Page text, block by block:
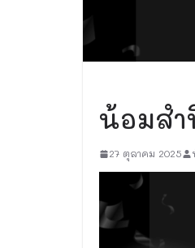
น้อมส
27 ตุลาคม 2025